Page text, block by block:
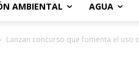
AMBIENTAL AGUA
Lanzan concurso que fomenta el uso